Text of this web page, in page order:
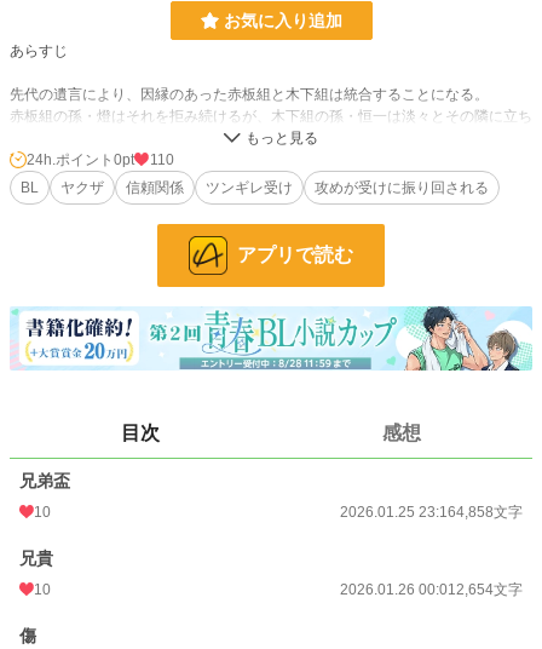
お気に入り追加
あらすじ
先代の遺言により、因縁のあった赤板組と木下組は統合することになる。
赤板組の孫・燈はそれを拒み続けるが、木下組の孫・恒一は淡々とその隣に立ち
過去の傷と現在の暴力の中で、二人は「前に立つ者」と「守る者」へと配置され
ていく。
赤板 燈（あかいた・あかり）
赤板組の孫。切込隊長。
木下 恒一（きのした・こういち）
木下組の孫。
ヤクザの血を持たず、拾われ育てられた存在。
温厚な口調の裏に、一切の情を挟まない判断力を持つ。
24h.ポイント 0pt
110
BL
ヤクザ 信頼関係 ツンギレ受け 攻めが受けに振り回される
アプリで読む
目次 感想
兄弟盃
10 2026.01.25 23:164,858文字
兄貴
10 2026.01.26 00:012,654文字
傷